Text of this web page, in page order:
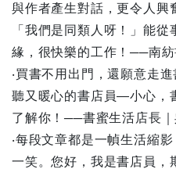
與作者產生對話，更令人興
「我們是同類人呀！」能
緣，很快樂的工作！──南
‧買書不用出門，還願意走
聽又暖心的書店員—小心，
了解你！──書蜜生活店長
‧每段文章都是一幀生活縮
一笑。您好，我是書店員，